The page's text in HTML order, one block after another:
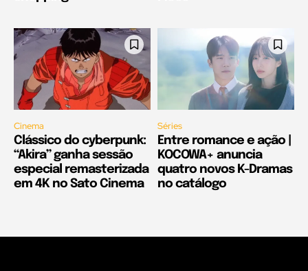
Cinema
Clássico do cyberpunk:
“Akira” ganha sessão
especial remasterizada
em 4K no Sato Cinema
Séries
Entre romance e ação |
KOCOWA+ anuncia
quatro novos K-Dramas
no catálogo